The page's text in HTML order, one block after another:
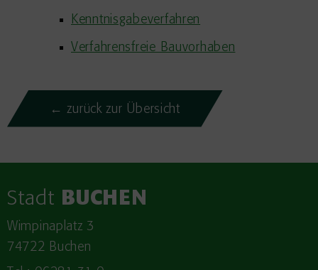
Kenntnisgabeverfahren
Verfahrensfreie Bauvorhaben
← zurück zur Übersicht
Stadt BUCHEN
Wimpinaplatz 3
74722 Buchen